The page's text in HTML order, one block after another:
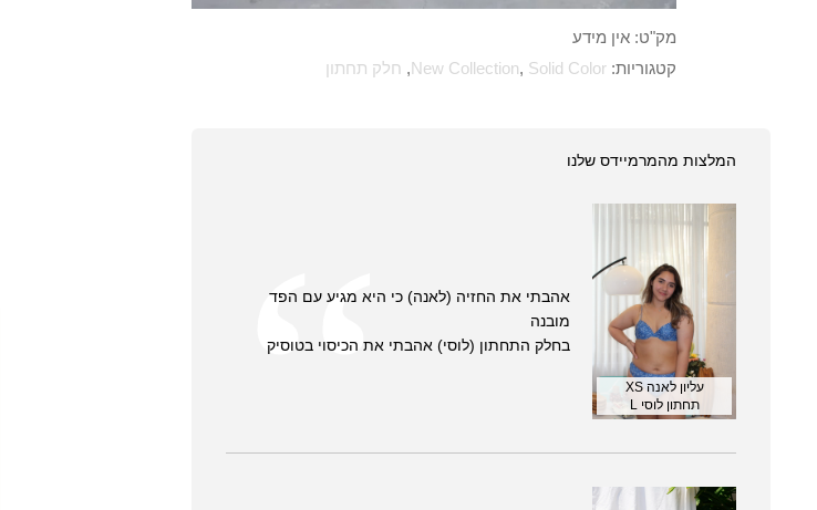
מק"ט: אין מידע
קטגוריות:
New Collection, Solid Color
, חלק תחתון
המלצות מהמרמיידס שלנו
עליון לאנה XS
תחתון לוסי L
אהבתי את החזיה (לאנה) כי היא מגיע עם הפד
מובנה
בחלק התחתון (לוסי) אהבתי את הכיסוי בטוסיק